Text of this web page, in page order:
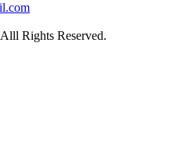
Rights Reserved.